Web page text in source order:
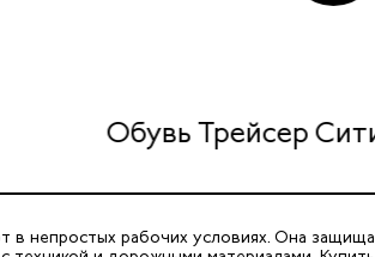
Обувь Трейсер
непростых рабочих условиях. Она